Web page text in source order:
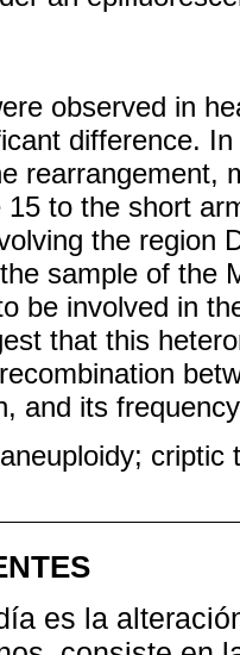
observed in
difference.
rearrangement,
15 to the short
the region
sample of the
be involved in
that this
and its
aneuploidy; criptic
es la